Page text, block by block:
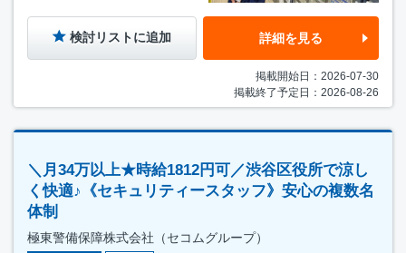
検討リストに追加 詳細を見る
掲載開始日：2026-07-30
掲載終了予定日：2026-08-26
＼月34万以上★時給1812円可／渋谷区役所で涼し
く快適♪《セキュリティースタッフ》安心の複数名
体制
極東警備保障株式会社（セコムグループ）